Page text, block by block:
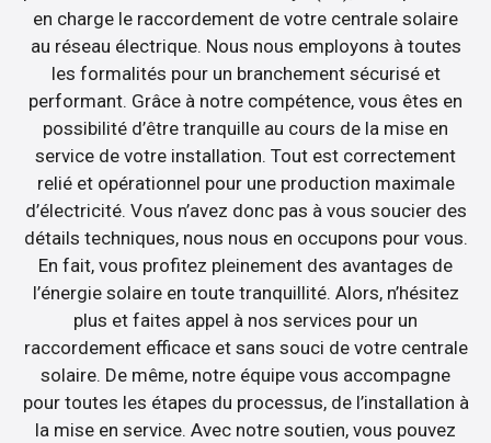
en charge le raccordement de votre centrale solaire
au réseau électrique. Nous nous employons à toutes
les formalités pour un branchement sécurisé et
performant. Grâce à notre compétence, vous êtes en
possibilité d’être tranquille au cours de la mise en
service de votre installation. Tout est correctement
relié et opérationnel pour une production maximale
d’électricité. Vous n’avez donc pas à vous soucier des
détails techniques, nous nous en occupons pour vous.
En fait, vous profitez pleinement des avantages de
l’énergie solaire en toute tranquillité. Alors, n’hésitez
plus et faites appel à nos services pour un
raccordement efficace et sans souci de votre centrale
solaire. De même, notre équipe vous accompagne
pour toutes les étapes du processus, de l’installation à
la mise en service. Avec notre soutien, vous pouvez